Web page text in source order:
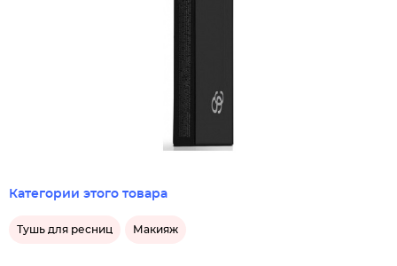
Категории этого товара
Тушь для ресниц Макияж